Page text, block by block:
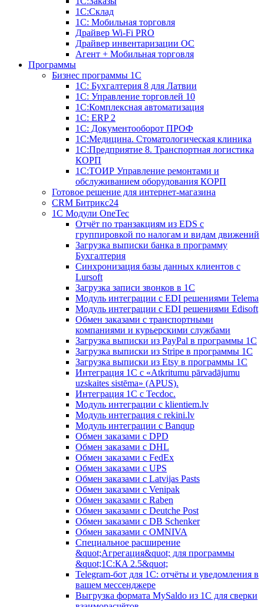
1С:Склад
1С: Мобильная торговля
Драйвер Wi-Fi PRO
Драйвер инвентаризации ОС
Агент + Мобильная торговля
Программы
Бизнес программы 1С
1С: Бухгалтерия 8 для Латвии
1С: Управление торговлей 10
1C:Комплексная автоматизация
1С: ERP 2
1С: Документооборот ПРОФ
1С:Медицина. Стоматологическая клиника
1С:Предприятие 8. Транспортная логистика
КОРП
1С:ТОИР Управление ремонтами и
обслуживанием оборудования КОРП
Готовое решение для интернет-магазина
CRM Битрикс24
1C Модули OneTec
Отчёт по транзакциям из EDS с
группировкой по налогам и видам движений
Загрузка выписки банка в программу
Бухгалтерия
Синхронизация базы данных клиентов с
Lursoft
Загрузка записи звонков в 1С
Модуль интеграции с EDI решениями Telema
Модуль интеграции с EDI решениями Edisoft
Обмен заказами с транспортными
компаниями и курьерскими службами
Загрузка выписки из PayPal в программы 1C
Загрузка выписки из Stripe в программы 1C
Загрузка выписки из Etsy в программы 1C
Интеграция 1С с «Atkritumu pārvadājumu
uzskaites sistēma» (APUS).
Интеграция 1С с Tecdoc.
Модуль интеграции с klientiem.lv
Модуль интеграция с rekini.lv
Модуль интеграции с Banqup
Обмен заказами с DPD
Обмен заказами с DHL
Обмен заказами с FedEx
Обмен заказами с UPS
Обмен заказами с Latvijas Pasts
Обмен заказами с Venipak
Обмен заказами с Raben
Обмен заказами с Deutche Post
Обмен заказами с DB Schenker
Обмен заказами с OMNIVA
Специальное расширение
&quot;Агрегация&quot; для программы
&quot;1С:КA 2.5&quot;
Telegram-бот для 1С: отчёты и уведомления в
вашем мессенджере
Выгрузка формата MySaldo из 1C для сверки